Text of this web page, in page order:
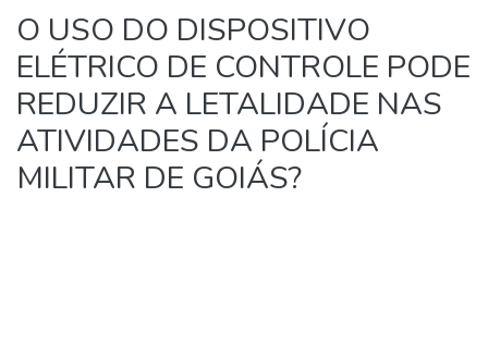
O USO DO DISPOSITIVO
ELÉTRICO DE CONTROLE PODE
REDUZIR A LETALIDADE NAS
ATIVIDADES DA POLÍCIA
MILITAR DE GOIÁS?